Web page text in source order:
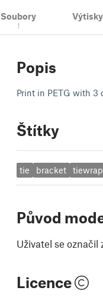
Soubory
1
Popis
Print in PETG with 3
Štítky
tie bracket tiewrap
Původ
Uživatel se označil
Licence